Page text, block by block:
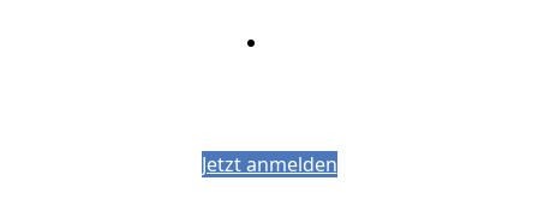
Jetzt anmelden